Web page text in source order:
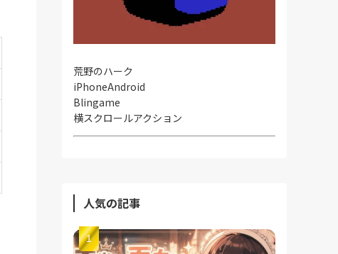
荒野のハーク
iPhoneAndroid
Blingame
横スクロールアクション
人気の記事